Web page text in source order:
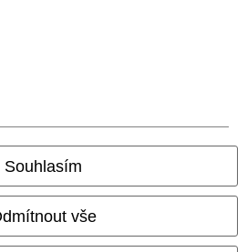
Souhlasím
vše